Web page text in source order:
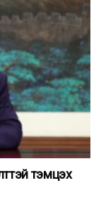
тэмцэх